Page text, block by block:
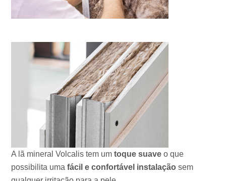
A lã mineral Volcalis tem umtoque suave o que
possibilita umafácil e confortável instalação sem